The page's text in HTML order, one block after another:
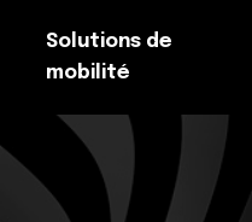
Solutions de
mobilité